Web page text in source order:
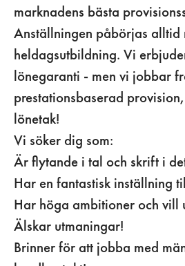
marknadens bästa
Anställningen påbörjas alltid
heldagsutbildning. Vi
lönegaranti - men vi jobbar
prestationsbaserad
lönetak!
Vi söker dig som:
Är flytande i tal och skrift i
Har en fantastisk inställning
Har höga ambitioner och vill
Älskar utmaningar!
Brinner för att jobba med